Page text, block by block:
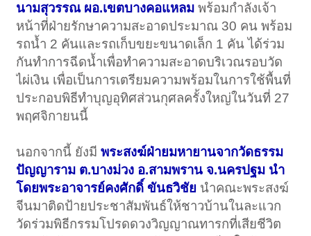
นามสุวรรณ ผอ.เขตบางคอแหลม พร้อมกำลังเจ้า
หน้าที่ฝ่ายรักษาความสะอาดประมาณ 30 คน พร้อม
รถน้ำ 2 คันและรถเก็บขยะขนาดเล็ก 1 คัน ได้ร่วม
กันทำการฉีดน้ำเพื่อทำความสะอาดบริเวณรอบวัด
ไผ่เงิน เพื่อเป็นการเตรียมความพร้อมในการใช้พื้นที่
ประกอบพิธีทำบุญอุทิศส่วนกุศลครั้งใหญ่ในวันที่ 27
พฤศจิกายนนี้
นอกจากนี้ ยังมีพระสงฆ์ฝ่ายมหายานจากวัดธรรม
ปัญญาราม ต.บางม่วง อ.สามพราน จ.นครปฐม นำ
โดยพระอาจารย์คงศักดิ์ ขันธวิชัย นำคณะพระสงฆ์
จีนมาติดป้ายประชาสัมพันธ์ให้ชาวบ้านในละแวก
วัดร่วมพิธีกรรมโปรดดวงวิญญาณทารกที่เสียชีวิต